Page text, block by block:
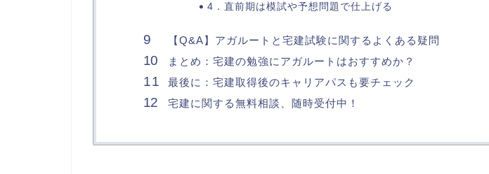
4．直前期は模試や予想問題で仕上げる
【Q&A】アガルートと宅建試験に関するよくある疑問
まとめ：宅建の勉強にアガルートはおすすめか？
最後に：宅建取得後のキャリアパスも要チェック
宅建に関する無料相談、随時受付中！